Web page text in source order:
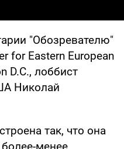
"Обозревателю"
for Eastern European
D.C., лоббист
Николай
так, что она
менее